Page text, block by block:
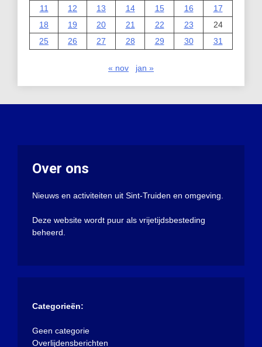
11
12 13 14 15 16
17
18
19 20 21 22 23
24
25
26 27 28 29 30 31
« nov jan »
Over ons
Nieuws en activiteiten uit Sint-Truiden en omgeving.
Deze website wordt puur als vrijetijdsbesteding
beheerd.
Categorieën:
Geen categorie
Overlijdensberichten